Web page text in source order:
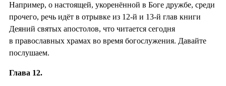
Например, о настоящей, укоренённой в Боге дружбе, среди
прочего, речь идёт в отрывке из 12-й и 13-й глав книги
Деяний святых апостолов, что читается сегодня
в православных храмах во время богослужения. Давайте
послушаем.
Глава 12.